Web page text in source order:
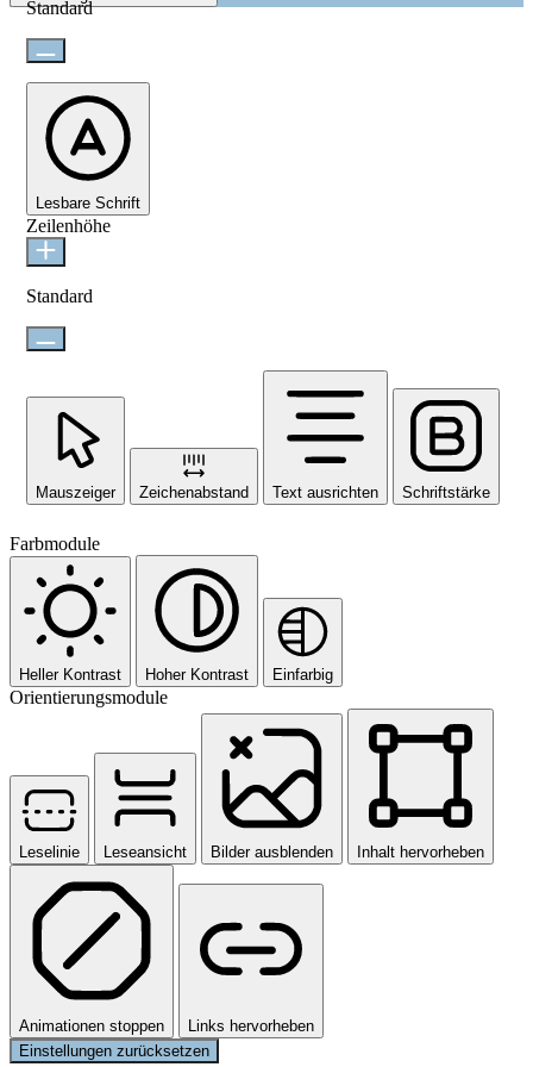
Standard
Lesbare Schrift
Zeilenhöhe
Standard
Mauszeiger Zeichenabstand Text ausrichten Schriftstärke
Farbmodule
Heller Kontrast Hoher Kontrast Einfarbig
Orientierungsmodule
Leselinie Leseansicht Bilder ausblenden Inhalt hervorheben
Animationen stoppen
Links hervorheben
Einstellungen zurücksetzen